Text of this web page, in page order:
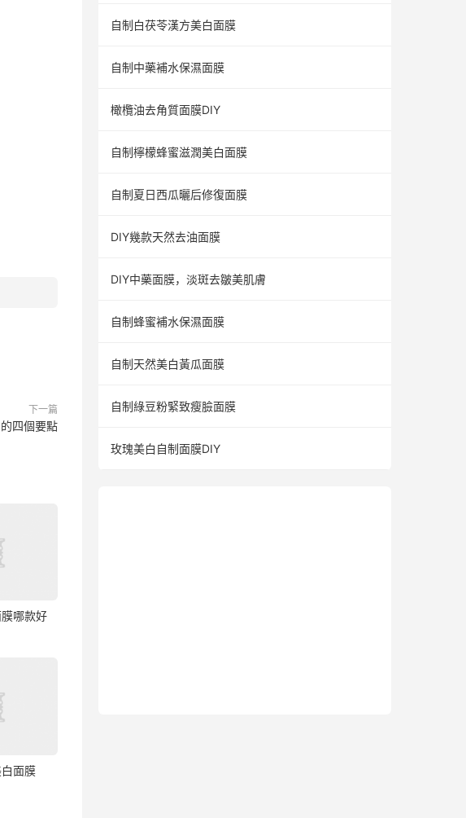
下一篇
四個要點
哪款好
面膜
自制白茯苓漢方美白面膜
自制中藥補水保濕面膜
橄欖油去角質面膜DIY
自制檸檬蜂蜜滋潤美白面膜
自制夏日西瓜曬后修復面膜
DIY幾款天然去油面膜
DIY中藥面膜，淡斑去皺美肌膚
自制蜂蜜補水保濕面膜
自制天然美白黃瓜面膜
自制綠豆粉緊致瘦臉面膜
玫瑰美白自制面膜DIY